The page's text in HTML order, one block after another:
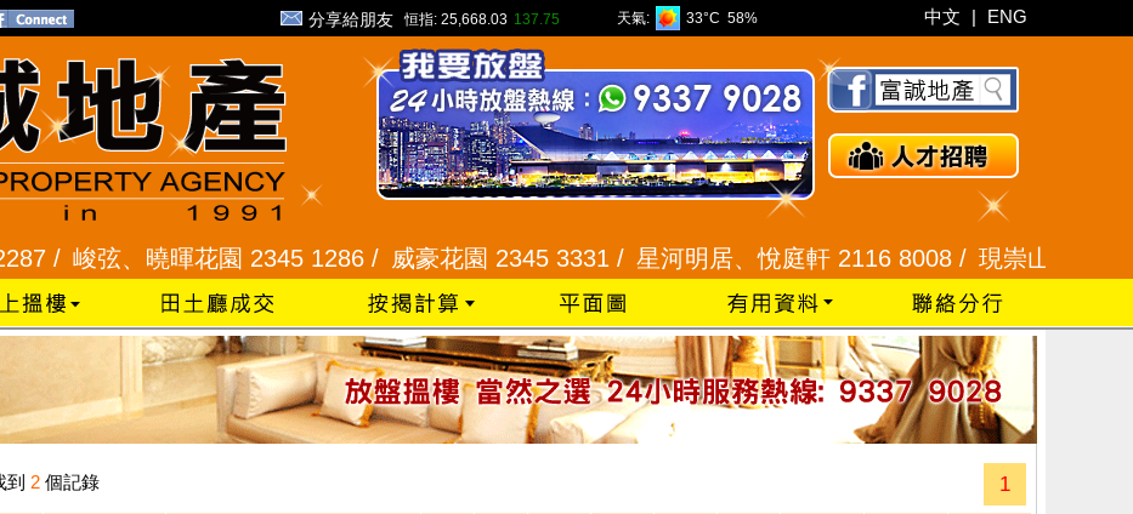
分享給朋友 恒指: 25,668.03 137.75 天氣: 33°C 58% 中文 | ENG
/峻弦、曉暉花園 2345 1286 /威豪花園 2345 3331 /星河明居、悅庭軒 2116 8008 /現崇山、譽港灣
到 2 個記錄 1